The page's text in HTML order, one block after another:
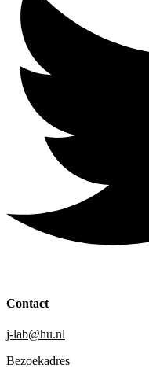
Contact
j-lab@hu.nl
Bezoekadres